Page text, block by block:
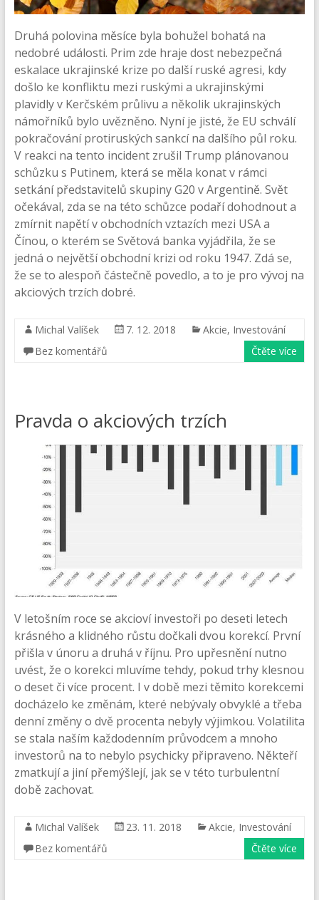
Druhá polovina měsíce byla bohužel bohatá na
nedobré události. Prim zde hraje dost nebezpečná
eskalace ukrajinské krize po další ruské agresi, kdy
došlo ke konfliktu mezi ruskými a ukrajinskými
plavidly v Kerčském průlivu a několik ukrajinských
námořníků bylo uvězněno. Nyní je jisté, že EU schválí
pokračování protiruských sankcí na dalšího půl roku.
V reakci na tento incident zrušil Trump plánovanou
schůzku s Putinem, která se měla konat v rámci
setkání představitelů skupiny G20 v Argentině. Svět
očekával, zda se na této schůzce podaří dohodnout a
zmírnit napětí v obchodních vztazích mezi USA a
Čínou, o kterém se Světová banka vyjádřila, že se
jedná o největší obchodní krizi od roku 1947. Zdá se,
že se to alespoň částečně povedlo, a to je pro vývoj na
akciových trzích dobré.
Michal Valíšek 7. 12. 2018 Akcie, Investování
Bez komentářů
Čtěte více
Pravda o akciových trzích
V letošním roce se akcioví investoři po deseti letech
krásného a klidného růstu dočkali dvou korekcí. První
přišla v únoru a druhá v říjnu. Pro upřesnění nutno
uvést, že o korekci mluvíme tehdy, pokud trhy klesnou
o deset či více procent. I v době mezi těmito korekcemi
docházelo ke změnám, které nebývaly obvyklé a třeba
denní změny o dvě procenta nebyly výjimkou. Volatilita
se stala naším každodenním průvodcem a mnoho
investorů na to nebylo psychicky připraveno. Někteří
zmatkují a jiní přemýšlejí, jak se v této turbulentní
době zachovat.
Michal Valíšek 23. 11. 2018 Akcie, Investování
Bez komentářů
Čtěte více